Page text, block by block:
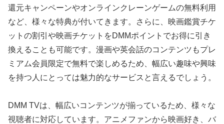
還元キャンペーンやオンラインクレーンゲームの無料利用
など、様々な特典が付いてきます。さらに、映画鑑賞チケ
ットの割引や映画チケットをDMMポイントでお得に引き
換えることも可能です。漫画や英会話のコンテンツもプレ
ミアム会員限定で無料で楽しめるため、幅広い趣味や興味
を持つ人にとっては魅力的なサービスと言えるでしょう。
DMM TVは、幅広いコンテンツが揃っているため、様々な
視聴者に対応しています。アニメファンから映画好き、バ